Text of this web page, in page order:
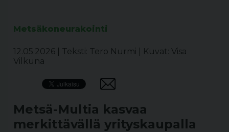
Metsäkoneurakointi
12.05.2026 Teksti: Tero Nurmi
Kuvat: Visa
Vilkuna
Metsä-Multia kasvaa
merkittävällä yrityskaupalla